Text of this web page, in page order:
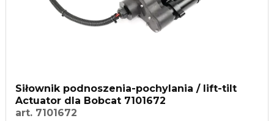
Siłownik podnoszenia-pochylania / lift-tilt
Actuator dla Bobcat 7101672
art. 7101672